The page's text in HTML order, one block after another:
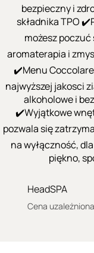
bezpieczny i
składnika TPO
możesz
aromaterapia i
✔️Menu
najwyższej jakosci
alkoholowe i
✔️Wyjątkowe
pozwala się
na wyłączność,
piękno,
HeadSPA
Cena